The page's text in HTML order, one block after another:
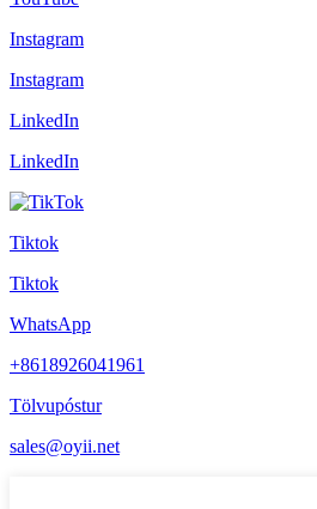
Instagram
Instagram
LinkedIn
LinkedIn
Tiktok
Tiktok
WhatsApp
+8618926041961
Tölvupóstur
sales@oyii.net